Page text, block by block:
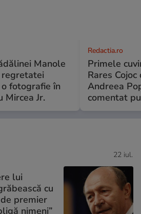
Manole
fotografie în
Mircea Jr.
Redactia.ro
Primele
Rares
Andreea
comentat
22 iul.
lui
cu
premier
nimeni”